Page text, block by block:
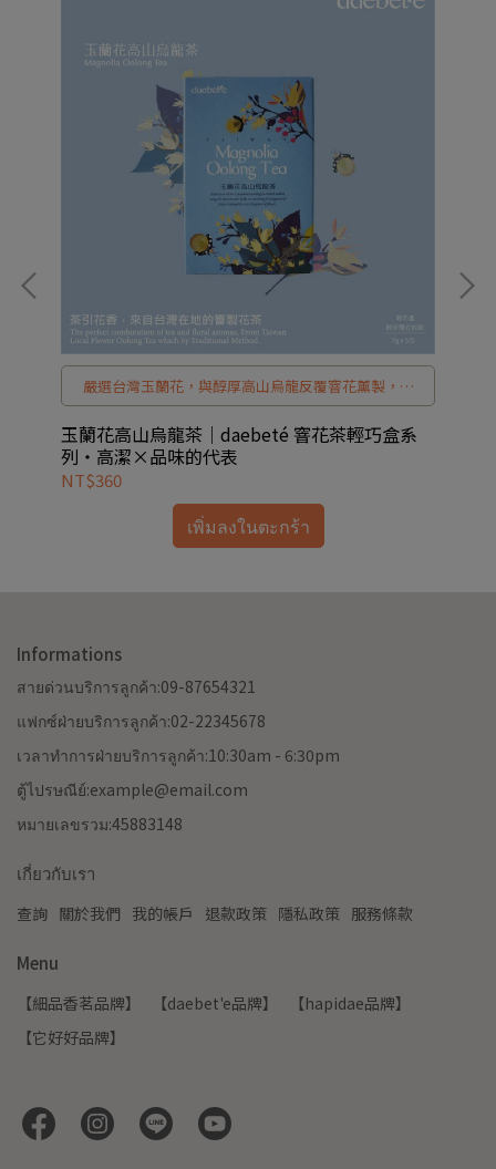
嚴選台灣玉蘭花，與醇厚高山烏龍反覆窨花薰製，花
香高潔、茶韻溫潤。daebeté 玉蘭花高山烏龍茶，以
純淨玉蘭花香平衡高山茶體，讓每一次品飲都回到安
定而優雅的節奏，是一款為質感生活而生的台灣窨花
茶。
玉蘭花高山烏龍茶｜daebeté 窨花茶輕巧盒系
列・高潔×品味的代表
NT$360
เพิ่มลงในตะกร้า
Informations
สายด่วนบริการลูกค้า:09-87654321
แฟกซ์ฝ่ายบริการลูกค้า:02-22345678
เวลาทำการฝ่ายบริการลูกค้า:10:30am - 6:30pm
ตู้ไปรษณีย์:example@email.com
หมายเลขรวม:45883148
เกี่ยวกับเรา
查詢 關於我們 我的帳戶 退款政策 隱私政策 服務條款
Menu
【細品香茗品牌】 【daebet'e品牌】
【hapidae品牌】
【它好好品牌】